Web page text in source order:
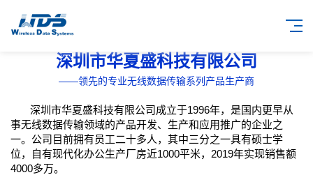
深圳市华夏盛科技有限公司
——领先的专业无线数据传输系列产品生产商
深圳市华夏盛科技有限公司成立于1996年，是国内更早从
事无线数据传输领域的产品开发、生产和应用推广的企业之
一。公司目前拥有员工二十多人，其中三分之一具有硕士学
位，自有现代化办公生产厂房近1000平米，2019年实现销售额
4000多万。